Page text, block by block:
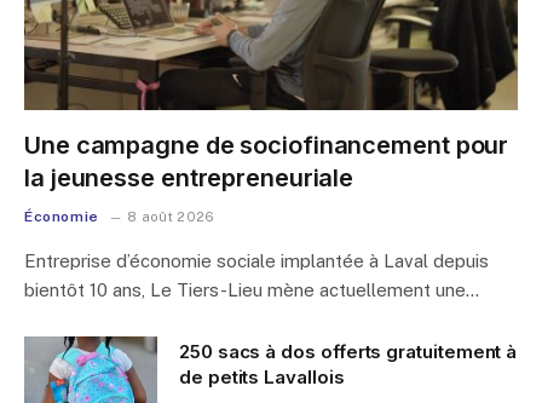
Une campagne de sociofinancement pour
la jeunesse entrepreneuriale
Économie 8 août 2026
Entreprise d’économie sociale implantée à Laval depuis
bientôt 10 ans, Le Tiers-Lieu mène actuellement une…
250 sacs à dos offerts gratuitement à
de petits Lavallois